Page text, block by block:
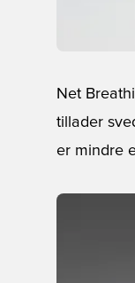
Net
tillader
er mindre